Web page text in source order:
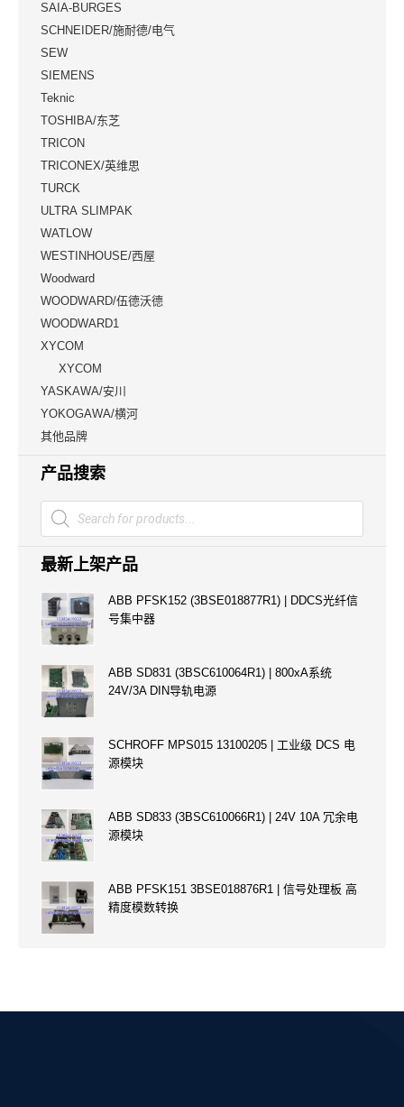
SAIA-BURGES
SCHNEIDER/施耐德/电气
SEW
SIEMENS
Teknic
TOSHIBA/东芝
TRICON
TRICONEX/英维思
TURCK
ULTRA SLIMPAK
WATLOW
WESTINHOUSE/西屋
Woodward
WOODWARD/伍德沃德
WOODWARD1
XYCOM
XYCOM
YASKAWA/安川
YOKOGAWA/横河
其他品牌
产品搜索
Products
search
最新上架产品
ABB PFSK152 (3BSE018877R1) | DDCS光纤信
号集中器
ABB SD831 (3BSC610064R1) | 800xA系统
24V/3A DIN导轨电源
SCHROFF MPS015 13100205 | 工业级 DCS 电
源模块
ABB SD833 (3BSC610066R1) | 24V 10A 冗余电
源模块
ABB PFSK151 3BSE018876R1 | 信号处理板 高
精度模数转换